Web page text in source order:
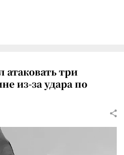
три
из-за удара по